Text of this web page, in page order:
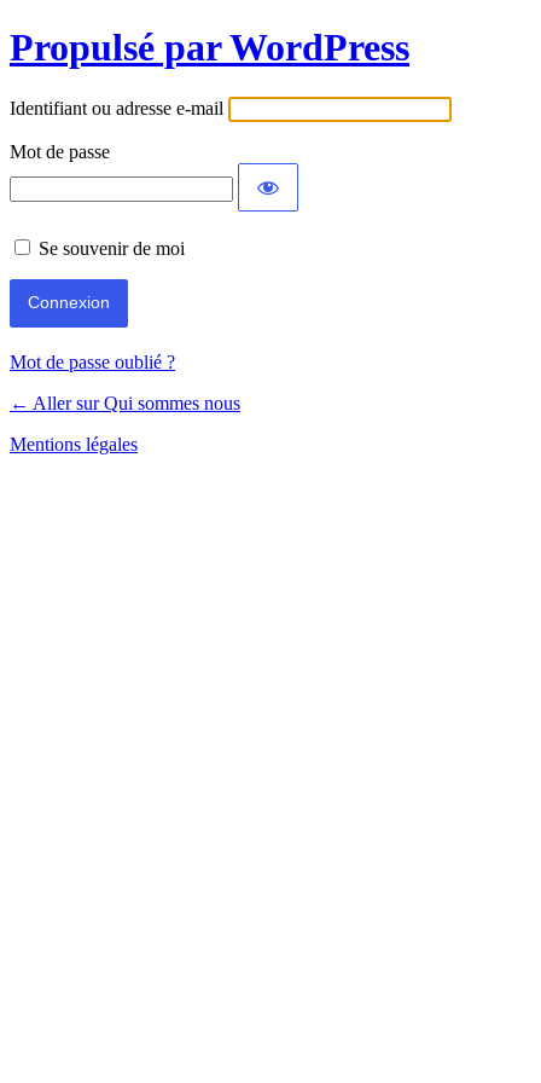
Propulsé par WordPress
Identifiant ou adresse e-mail
Mot de passe
Se souvenir de moi
Mot de passe oublié ?
← Aller sur Qui sommes nous
Mentions légales